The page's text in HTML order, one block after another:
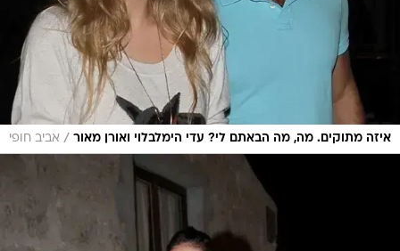
איזה מתוקים. מה, מה הבאתם לי? עדי הימלבלוי ואורן מאור / אביב חופי